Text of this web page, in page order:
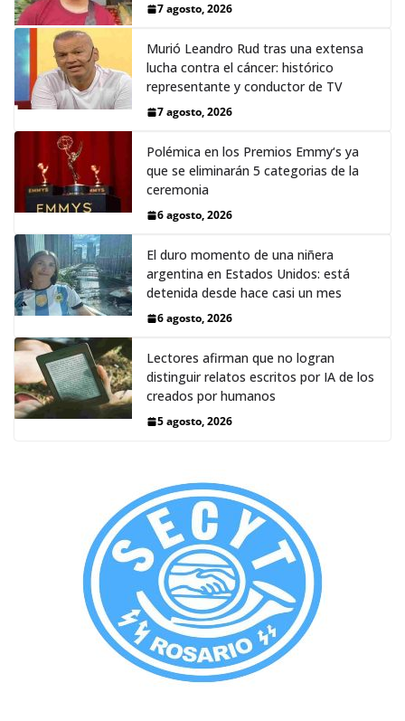
7 agosto, 2026
Murió Leandro Rud tras una extensa
lucha contra el cáncer: histórico
representante y conductor de TV
7 agosto, 2026
Polémica en los Premios Emmy‘s ya
que se eliminarán 5 categorias de la
ceremonia
6 agosto, 2026
El duro momento de una niñera
argentina en Estados Unidos: está
detenida desde hace casi un mes
6 agosto, 2026
Lectores afirman que no logran
distinguir relatos escritos por IA de los
creados por humanos
5 agosto, 2026